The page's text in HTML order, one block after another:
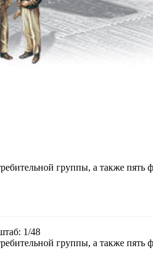
группы, а также
1/48
группы, а также